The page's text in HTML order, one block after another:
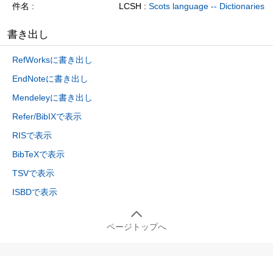
件名 LCSH : Scots language -- Dictionaries
書き出し
RefWorksに書き出し
EndNoteに書き出し
Mendeleyに書き出し
Refer/BibIXで表示
RISで表示
BibTeXで表示
TSVで表示
ISBDで表示
ページトップへ